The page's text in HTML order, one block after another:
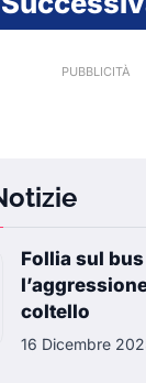
Follia sul
coltello
16 Dicembre